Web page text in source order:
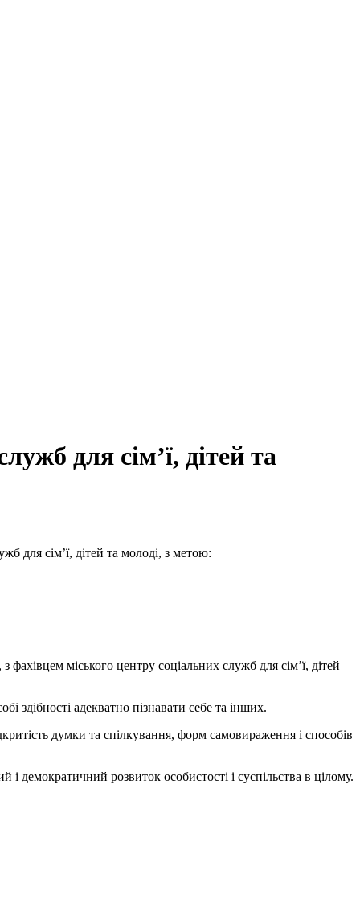
для сім’ї, дітей та
для сім’ї, дітей та молоді, з метою:
міського центру соціальних служб для сім’ї, дітей
здібності адекватно пізнавати себе та інших.
думки та спілкування, форм самовираження і способів
демократичний розвиток особистості і суспільства в цілому.